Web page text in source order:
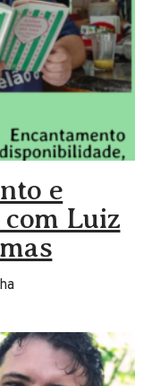
e
Luiz